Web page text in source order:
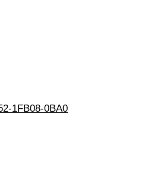
1FB08-0BA0